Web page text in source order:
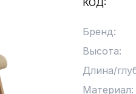
КОД:
Бренд:
Высота:
Длина/
Материал: